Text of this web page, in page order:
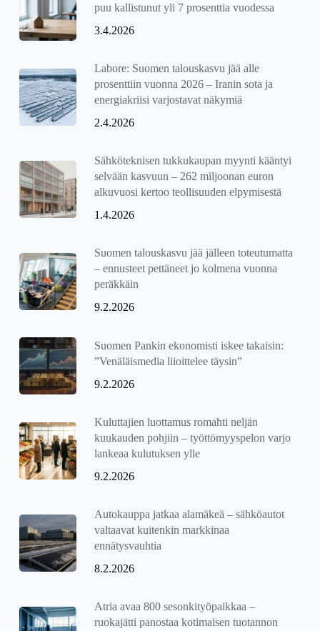
puu kallistunut yli 7 prosenttia vuodessa
3.4.2026
Labore: Suomen talouskasvu jää alle
prosenttiin vuonna 2026 – Iranin sota ja
energiakriisi varjostavat näkymiä
2.4.2026
Sähköteknisen tukkukaupan myynti kääntyi
selvään kasvuun – 262 miljoonan euron
alkuvuosi kertoo teollisuuden elpymisestä
1.4.2026
Suomen talouskasvu jää jälleen toteutumatta
– ennusteet pettäneet jo kolmena vuonna
peräkkäin
9.2.2026
Suomen Pankin ekonomisti iskee takaisin:
”Venäläismedia liioittelee täysin”
9.2.2026
Kuluttajien luottamus romahti neljän
kuukauden pohjiin – työttömyyspelon varjo
lankeaa kulutuksen ylle
9.2.2026
Autokauppa jatkaa alamäkeä – sähköautot
valtaavat kuitenkin markkinaa
ennätysvauhtia
8.2.2026
Atria avaa 800 sesonkityöpaikkaa –
ruokajätti panostaa kotimaisen tuotannon